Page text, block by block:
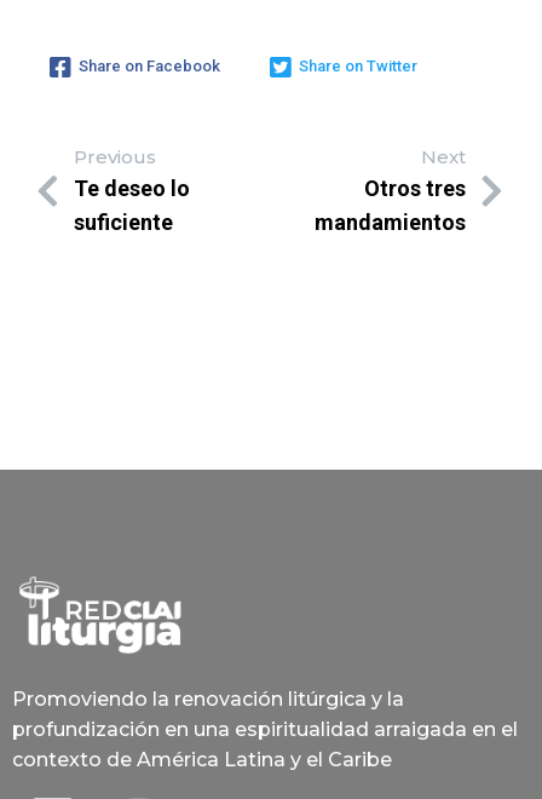
Share on Facebook Share on Twitter
Previous
Te deseo lo
suficiente
Next
Otros tres
mandamientos
Promoviendo la renovación litúrgica y la
profundización en una espiritualidad arraigada en el
contexto de América Latina y el Caribe